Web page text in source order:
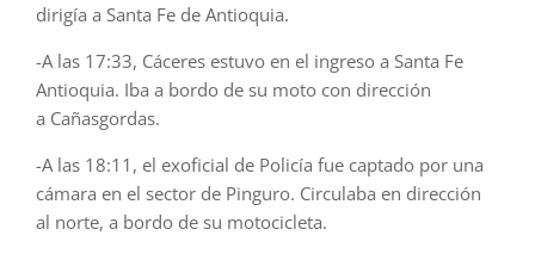
dirigía a Santa Fe de Antioquia.
-A las 17:33, Cáceres estuvo en el ingreso a Santa Fe
Antioquia. Iba a bordo de su moto con dirección
a Cañasgordas.
-A las 18:11, el exoficial de Policía fue captado por una
cámara en el sector de Pinguro. Circulaba en dirección
al norte, a bordo de su motocicleta.